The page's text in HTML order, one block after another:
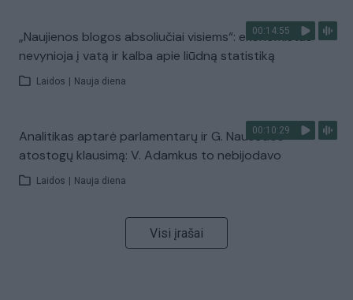
00:14:55
„Naujienos blogos absoliučiai visiems“: ekonomistas
nevynioja į vatą ir kalba apie liūdną statistiką
Laidos Nauja diena
00:10:29
Analitikas aptarė parlamentarų ir G. Nausėdos
atostogų klausimą: V. Adamkus to nebijodavo
Laidos Nauja diena
Visi įrašai